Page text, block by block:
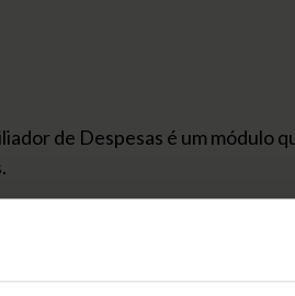
de Despesas é um
de Despesas todos esses
da despesa e a forma de